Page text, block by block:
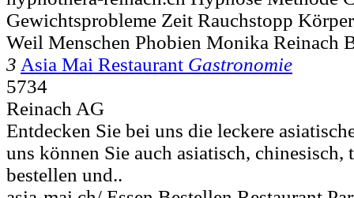
Gewichtsprobleme Zeit Rauchstopp
Weil Menschen Phobien Monika Reinach
3 Asia Mai Restaurant Gastronomie
5734
Reinach AG
Entdecken Sie bei uns die leckere
uns können Sie auch asiatisch,
bestellen und..